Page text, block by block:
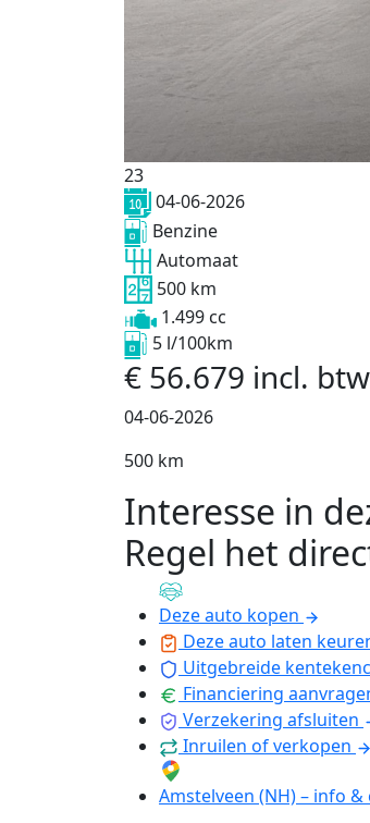
23
04-06-2026
Benzine
Automaat
500 km
1.499 cc
5 l/100km
€ 56.679 incl. btw
04-06-2026
500 km
Interesse in
Regel het
Deze auto kopen
Deze auto laten
Uitgebreide
Financiering
Verzekering afsluiten
Inruilen of verkopen
Amstelveen (NH) – info